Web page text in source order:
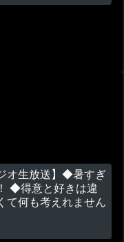
オ生放送】◆暑すぎ
◆得意と好きは違
何も考えれません